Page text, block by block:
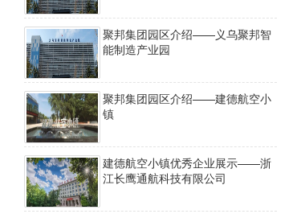
聚邦集团园区介绍——义乌聚邦智
能制造产业园
聚邦集团园区介绍——建德航空小
镇
建德航空小镇优秀企业展示——浙
江长鹰通航科技有限公司